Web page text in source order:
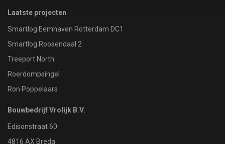
Laatste projecten
Smartlog Eemhaven Rotterdam DC1
Smartlog Roosendaal 2
Treeport North
Roerdompsingel
Ron Poppelaars
Bouwbedrijf Vrolijk B.V.
Edisonstraat 60
4816 AX Breda